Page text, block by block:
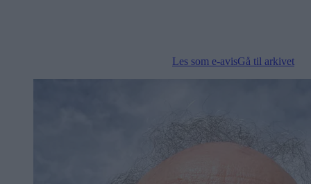
Les som e-avisGå til arkivet